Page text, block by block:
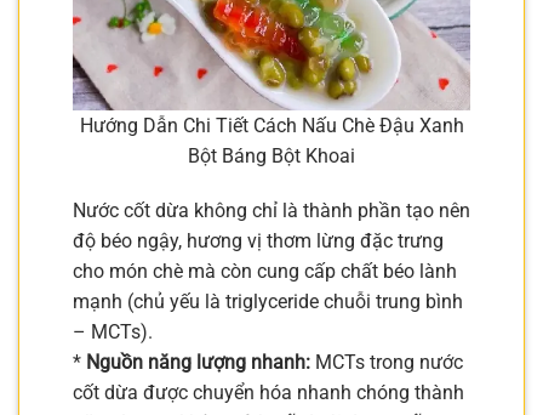
Hướng Dẫn Chi Tiết Cách Nấu Chè Đậu Xanh
Bột Báng Bột Khoai
Nước cốt dừa không chỉ là thành phần tạo nên
độ béo ngậy, hương vị thơm lừng đặc trưng
cho món chè mà còn cung cấp chất béo lành
mạnh (chủ yếu là triglyceride chuỗi trung bình
– MCTs).
* Nguồn năng lượng nhanh: MCTs trong nước
cốt dừa được chuyển hóa nhanh chóng thành